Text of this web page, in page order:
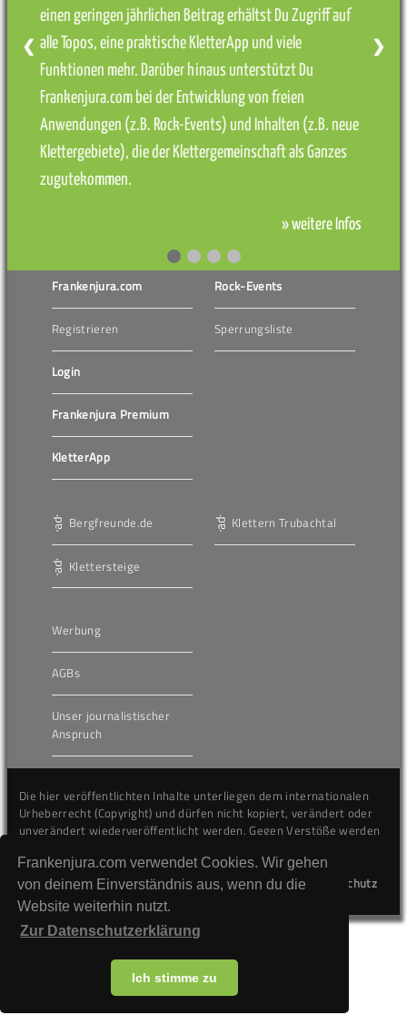
Frankenjura.com verwendet Cookies. Wir gehen
von deinem Einverständnis aus, wenn du die
Website weiterhin nutzt.
Zur Datenschutzerklärung
Ich stimme zu
einen geringen jährlichen Beitrag erhältst Du Zugriff auf
alle Topos, eine praktische KletterApp und viele
Funktionen mehr. Darüber hinaus unterstützt Du
Frankenjura.com bei der Entwicklung von freien
Anwendungen (z.B. Rock-Events) und Inhalten (z.B. neue
Klettergebiete), die der Klettergemeinschaft als Ganzes
zugutekommen.
» weitere Infos
❮ ❯
Frankenjura.com
Registrieren
Login
Frankenjura Premium
KletterApp
Rock-Events
Sperrungsliste
Bergfreunde.de
Klettersteige
Klettern Trubachtal
Werbung
AGBs
Unser journalistischer
Anspruch
Die hier veröffentlichten Inhalte unterliegen dem internationalen
Urheberrecht (Copyright) und dürfen nicht kopiert, verändert oder
unverändert wiederveröffentlicht werden. Gegen Verstöße werden
Kontakt
Impressum Datenschutz